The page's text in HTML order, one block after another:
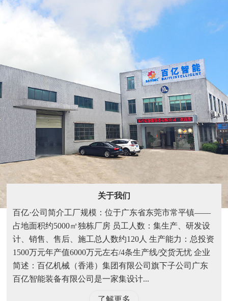
关于我们
百亿·公司简介工厂规模：位于广东省东莞市常平镇——
占地面积约5000㎡独栋厂房 员工人数：集生产、研发设
计、销售、售后、施工总人数约120人 生产能力：总投资
1500万元年产值6000万元左右/4条生产线/交货无忧 企业
简述：百亿机械（香港）集团有限公司旗下子公司广东
百亿智能装备有限公司是一家集设计...
了解更多